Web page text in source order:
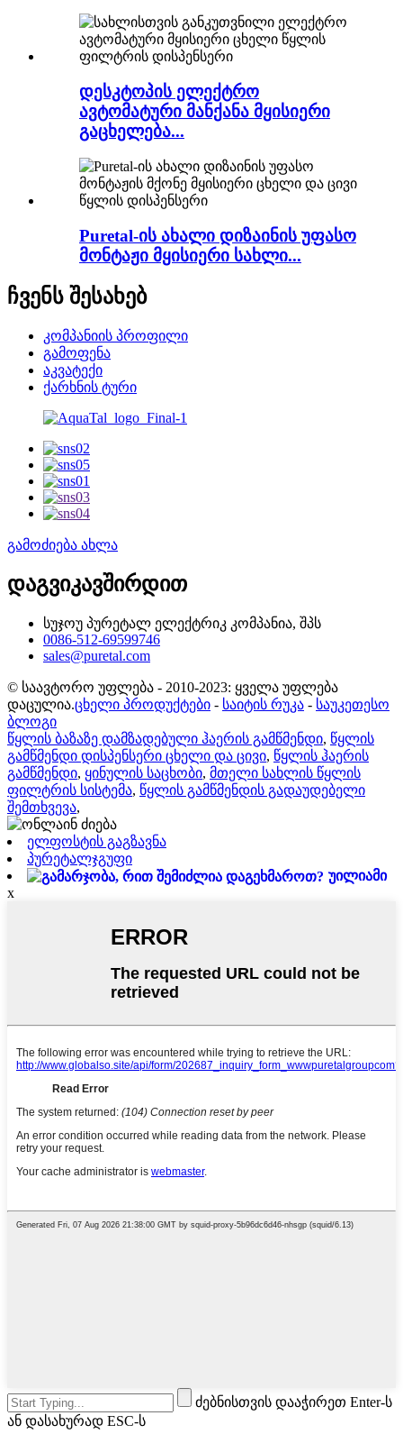
დესკტოპის ელექტრო
ავტომატური მანქანა მყისიერი
გაცხელება...
Puretal-ის ახალი დიზაინის უფასო
მონტაჟი მყისიერი სახლი...
ჩვენს შესახებ
კომპანიის პროფილი
გამოფენა
აკვატექი
ქარხნის ტური
გამოძიება ახლა
დაგვიკავშირდით
სუჯოუ პურეტალ ელექტრიკ კომპანია, შპს
0086-512-69599746
sales@puretal.com
© საავტორო უფლება - 2010-2023: ყველა უფლება
დაცულია.ცხელი პროდუქტები - საიტის რუკა - საუკეთესო
ბლოგი
წყლის ბაზაზე დამზადებული ჰაერის გამწმენდი, წყლის
გამწმენდი დისპენსერი ცხელი და ცივი, წყლის ჰაერის
გამწმენდი, ყინულის საცხობი, მთელი სახლის წყლის
ფილტრის სისტემა, წყლის გამწმენდის გადაუდებელი
შემთხვევა,
ელფოსტის გაგზავნა
პურეტალჯგუფი
უილიამი
x
ძებნისთვის დააჭირეთ Enter-ს
ან დასახურად ESC-ს